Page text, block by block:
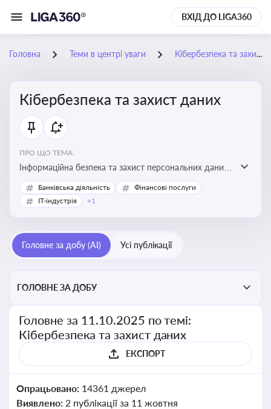
ВХІД ДО LIGA360
Головна Теми в центрі уваги Кібербезпека та захист даних
Кібербезпека та захист даних
ПРО ЩО ТЕМА:
Інформаційна безпека та захист персональних даних
на підприємстві
Банківська діяльність
Фінансові послуги
IT-індустрія
+1
Головне за добу (AI) Усі публікації
ГОЛОВНЕ ЗА ДОБУ
Головне за 11.10.2025 по темі:
Кібербезпека та захист даних
ЕКСПОРТ
Опрацьовано: 14361 джерел
Виявлено: 2 публікації за 11 жовтня